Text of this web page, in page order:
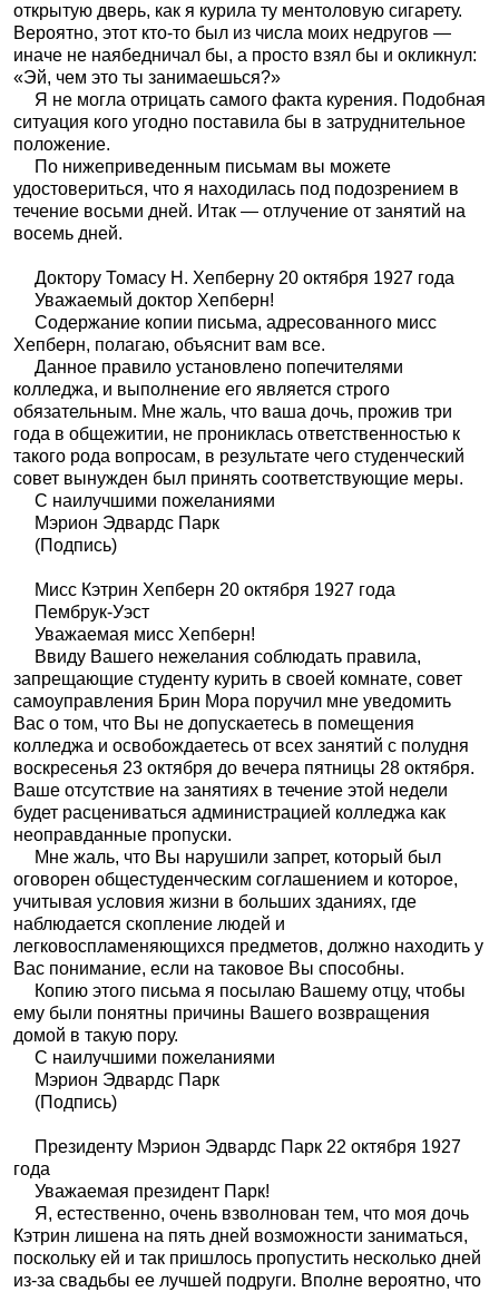
открытую дверь, как я курила ту ментоловую сигарету.
Вероятно, этот кто-то был из числа моих недругов —
иначе не наябедничал бы, а просто взял бы и окликнул:
«Эй, чем это ты занимаешься?»
Я не могла отрицать самого факта курения. Подобная
ситуация кого угодно поставила бы в затруднительное
положение.
По нижеприведенным письмам вы можете
удостовериться, что я находилась под подозрением в
течение восьми дней. Итак — отлучение от занятий на
восемь дней.
Доктору Томасу Н. Хепберну 20 октября 1927 года
Уважаемый доктор Хепберн!
Содержание копии письма, адресованного мисс
Хепберн, полагаю, объяснит вам все.
Данное правило установлено попечителями
колледжа, и выполнение его является строго
обязательным. Мне жаль, что ваша дочь, прожив три
года в общежитии, не прониклась ответственностью к
такого рода вопросам, в результате чего студенческий
совет вынужден был принять соответствующие меры.
С наилучшими пожеланиями
Мэрион Эдвардс Парк
(Подпись)
Мисс Кэтрин Хепберн 20 октября 1927 года
Пембрук-Уэст
Уважаемая мисс Хепберн!
Ввиду Вашего нежелания соблюдать правила,
запрещающие студенту курить в своей комнате, совет
самоуправления Брин Мора поручил мне уведомить
Вас о том, что Вы не допускаетесь в помещения
колледжа и освобождаетесь от всех занятий с полудня
воскресенья 23 октября до вечера пятницы 28 октября.
Ваше отсутствие на занятиях в течение этой недели
будет расцениваться администрацией колледжа как
неоправданные пропуски.
Мне жаль, что Вы нарушили запрет, который был
оговорен общестуденческим соглашением и которое,
учитывая условия жизни в больших зданиях, где
наблюдается скопление людей и
легковоспламеняющихся предметов, должно находить у
Вас понимание, если на таковое Вы способны.
Копию этого письма я посылаю Вашему отцу, чтобы
ему были понятны причины Вашего возвращения
домой в такую пору.
С наилучшими пожеланиями
Мэрион Эдвардс Парк
(Подпись)
Президенту Мэрион Эдвардс Парк 22 октября 1927
года
Уважаемая президент Парк!
Я, естественно, очень взволнован тем, что моя дочь
Кэтрин лишена на пять дней возможности заниматься,
поскольку ей и так пришлось пропустить несколько дней
из-за свадьбы ее лучшей подруги. Вполне вероятно, что